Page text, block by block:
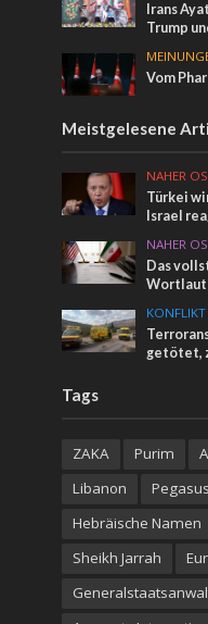
Irans
Trump
Vom
Meistgelesene
NAHER
Türkei
Israel
NAHER
Das
Wortlaut
KONFLIKT
getötet,
Tags
ZAKA Purim
Libanon
Pegasus
Hebräische Namen
Sheikh Jarrah